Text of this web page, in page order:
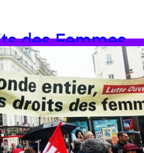
des Femmes